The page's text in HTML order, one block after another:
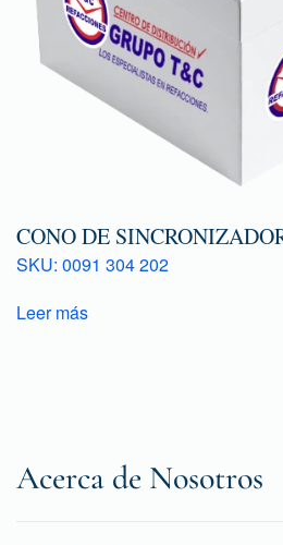
CONO DE
SKU: 0091 304 202
Leer más
Acerca de Nosotros